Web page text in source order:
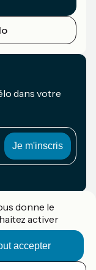
dans votre
donne le
activer
accepter